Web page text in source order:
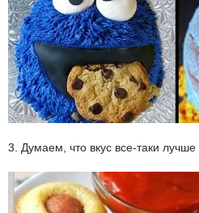
3. Думаем, что вкус все-таки лучше